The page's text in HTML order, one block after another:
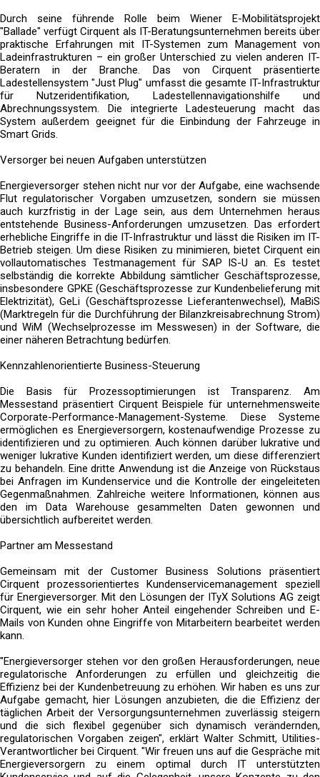
Durch seine führende Rolle beim Wiener E-Mobilitätsprojekt
"Ballade" verfügt Cirquent als IT-Beratungsunternehmen bereits über
praktische Erfahrungen mit IT-Systemen zum Management von
Ladeinfrastrukturen – ein großer Unterschied zu vielen anderen IT-
Beratern in der Branche. Das von Cirquent präsentierte
Ladestellensystem "Just Plug" umfasst die gesamte IT-Infrastruktur
für Nutzeridentifikation, Ladestellennavigationshilfe und
Abrechnungssystem. Die integrierte Ladesteuerung macht das
System außerdem geeignet für die Einbindung der Fahrzeuge in
Smart Grids.
Versorger bei neuen Aufgaben unterstützen
Energieversorger stehen nicht nur vor der Aufgabe, eine wachsende
Flut regulatorischer Vorgaben umzusetzen, sondern sie müssen
auch kurzfristig in der Lage sein, aus dem Unternehmen heraus
entstehende Business-Anforderungen umzusetzen. Das erfordert
erhebliche Eingriffe in die IT-Infrastruktur und lässt die Risiken im IT-
Betrieb steigen. Um diese Risiken zu minimieren, bietet Cirquent ein
vollautomatisches Testmanagement für SAP IS-U an. Es testet
selbständig die korrekte Abbildung sämtlicher Geschäftsprozesse,
insbesondere GPKE (Geschäftsprozesse zur Kundenbelieferung mit
Elektrizität), GeLi (Geschäftsprozesse Lieferantenwechsel), MaBiS
(Marktregeln für die Durchführung der Bilanzkreisabrechnung Strom)
und WiM (Wechselprozesse im Messwesen) in der Software, die
einer näheren Betrachtung bedürfen.
Kennzahlenorientierte Business-Steuerung
Die Basis für Prozessoptimierungen ist Transparenz. Am
Messestand präsentiert Cirquent Beispiele für unternehmensweite
Corporate-Performance-Management-Systeme. Diese Systeme
ermöglichen es Energieversorgern, kostenaufwendige Prozesse zu
identifizieren und zu optimieren. Auch können darüber lukrative und
weniger lukrative Kunden identifiziert werden, um diese differenziert
zu behandeln. Eine dritte Anwendung ist die Anzeige von Rückstaus
bei Anfragen im Kundenservice und die Kontrolle der eingeleiteten
Gegenmaßnahmen. Zahlreiche weitere Informationen, können aus
den im Data Warehouse gesammelten Daten gewonnen und
übersichtlich aufbereitet werden.
Partner am Messestand
Gemeinsam mit der Customer Business Solutions präsentiert
Cirquent prozessorientiertes Kundenservicemanagement speziell
für Energieversorger. Mit den Lösungen der ITyX Solutions AG zeigt
Cirquent, wie ein sehr hoher Anteil eingehender Schreiben und E-
Mails von Kunden ohne Eingriffe von Mitarbeitern bearbeitet werden
kann.
"Energieversorger stehen vor den großen Herausforderungen, neue
regulatorische Anforderungen zu erfüllen und gleichzeitig die
Effizienz bei der Kundenbetreuung zu erhöhen. Wir haben es uns zur
Aufgabe gemacht, hier Lösungen anzubieten, die die Effizienz der
täglichen Arbeit der Versorgungsunternehmen zuverlässig steigern
und die sich flexibel gegenüber sich dynamisch verändernden,
regulatorischen Vorgaben zeigen", erklärt Walter Schmitt, Utilities-
Verantwortlicher bei Cirquent. "Wir freuen uns auf die Gespräche mit
Energieversorgern zu einem optimal durch IT unterstützten